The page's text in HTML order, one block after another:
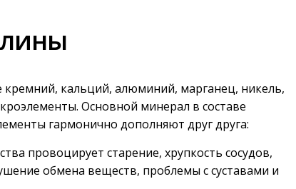
кремний, кальций, алюминий, марганец, никель,
Основной минерал в составе
гармонично дополняют друг друга:
провоцирует старение, хрупкость сосудов,
обмена веществ, проблемы с суставами и